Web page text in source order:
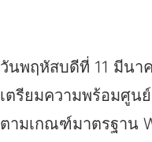
วันพฤหัสบดีที่ 11 มีนา
เตรียมความพร้อมศูน
ตามเกณฑ์มาตรฐาน